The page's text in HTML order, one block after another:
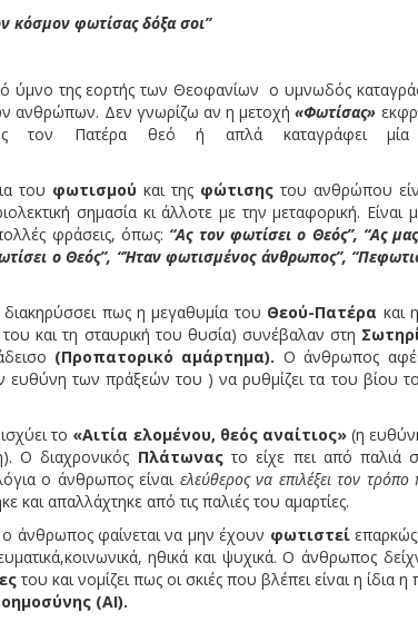
κόσμον φωτίσας δόξα σοι”
ύμνο της εορτής των Θεοφανίων ο υμνωδός
ανθρώπων. Δεν γνωρίζω αν η μετοχή«Φωτίσας»
τον Πατέρα θεό ή απλά καταγράφει
φωτισμούκαι της φώτισης του ανθρώπου
σημασία κι άλλοτε με την μεταφορική. Είναι
φράσεις, όπως: “Ας τoν φωτίσει ο Θεός”, “Ας
ο Θεός”, “Ήταν φωτισμένος άνθρωπος”,
πως η μεγαθυμία του Θεού-Πατέρα και
και τη σταυρική του θυσία) συνέβαλαν στη
(Προπατορικό αμάρτημα). Ο άνθρωπος
ευθύνη των πράξεών του ) να ρυθμίζει τα του βίου
το «Αιτία ελομένου, θεός αναίτιος»(η
Ο διαχρονικός Πλάτωναςτο είχε πει από παλιά
ο άνθρωπος είναι ελεύθερος να επιλέξει τον
και απαλλάχτηκε από τις παλιές του αμαρτίες.
φαίνεται να μην έχουν φωτιστεί
ηθικά και ψυχικά. Ο άνθρωπος
του και νομίζει πως οι σκιές που βλέπει είναι η ίδια η
(ΑΙ).